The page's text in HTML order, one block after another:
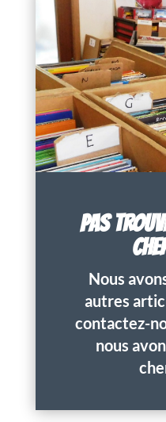
PAS
Nous
autres
contactez-
nous